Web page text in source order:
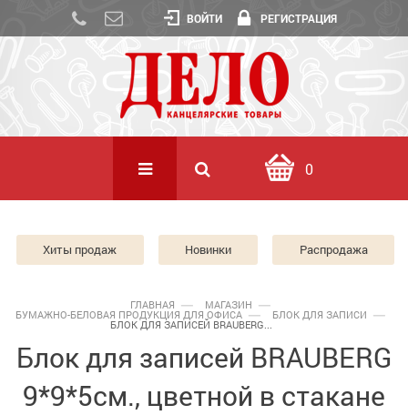
ВОЙТИ РЕГИСТРАЦИЯ
0
Хиты продаж Новинки Распродажа
ГЛАВНАЯ МАГАЗИН
БУМАЖНО-БЕЛОВАЯ ПРОДУКЦИЯ ДЛЯ ОФИСА БЛОК ДЛЯ ЗАПИСИ
БЛОК ДЛЯ ЗАПИСЕЙ BRAUBERG...
Блок для записей BRAUBERG
9*9*5см., цветной в стакане